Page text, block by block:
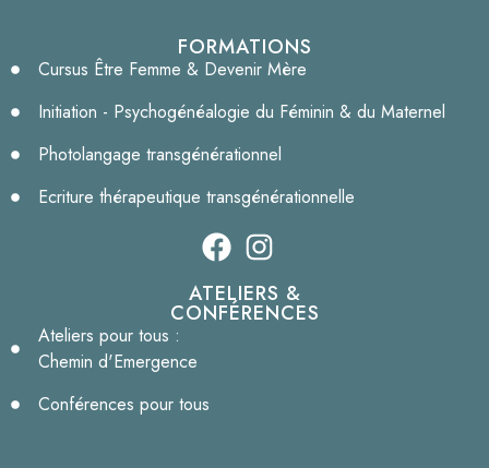
FORMATIONS
Cursus Être Femme & Devenir Mère
Initiation - Psychogénéalogie du Féminin & du Maternel
Photolangage transgénérationnel
Ecriture thérapeutique transgénérationnelle
ATELIERS &
CONFÉRENCES
Ateliers pour tous :
Chemin d'Emergence
Conférences pour tous